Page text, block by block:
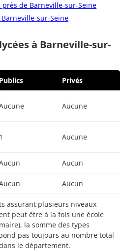
près de Barneville-sur-Seine
sur-Seine
à Barneville-sur-
Publics Privés
Aucune
1 Aucune
Aucun
Aucun
assurant plusieurs niveaux
peut être à la fois une école
la somme des types
pas toujours au nombre total
le département.